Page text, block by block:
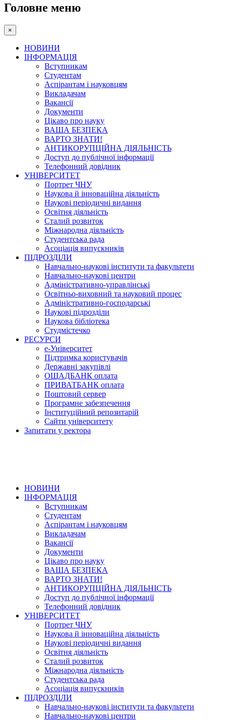
Головне меню
×
НОВИНИ
ІНФОРМАЦІЯ
Вступникам
Студентам
Аспірантам і науковцям
Викладачам
Вакансії
Документи
Цікаво про науку
ВАША БЕЗПЕКА
ВАРТО ЗНАТИ!
АНТИКОРУПЦІЙНА ДІЯЛЬНІСТЬ
Доступ до публічної інформації
Телефонний довідник
УНІВЕРСИТЕТ
Портрет ЧНУ
Наукова й інноваційна діяльність
Наукові періодичні видання
Освітня діяльність
Сталий розвиток
Міжнародна діяльність
Студентська рада
Асоціація випускників
ПІДРОЗДІЛИ
Навчально-наукові інститути та факультети
Навчально-наукові центри
Адміністративно-управлінські
Освітньо-виховний та науковий процес
Адміністративно-господарські
Наукові підрозділи
Наукова бібліотека
Студмістечко
РЕСУРСИ
е-Університет
Підтримка користувачів
Державні закупівлі
ОЩАДБАНК оплата
ПРИВАТБАНК оплата
Поштовий сервер
Програмне забезпечення
Інституційний репозитарій
Сайти університету
Запитати у ректора
НОВИНИ
ІНФОРМАЦІЯ
Вступникам
Студентам
Аспірантам і науковцям
Викладачам
Вакансії
Документи
Цікаво про науку
ВАША БЕЗПЕКА
ВАРТО ЗНАТИ!
АНТИКОРУПЦІЙНА ДІЯЛЬНІСТЬ
Доступ до публічної інформації
Телефонний довідник
УНІВЕРСИТЕТ
Портрет ЧНУ
Наукова й інноваційна діяльність
Наукові періодичні видання
Освітня діяльність
Сталий розвиток
Міжнародна діяльність
Студентська рада
Асоціація випускників
ПІДРОЗДІЛИ
Навчально-наукові інститути та факультети
Навчально-наукові центри